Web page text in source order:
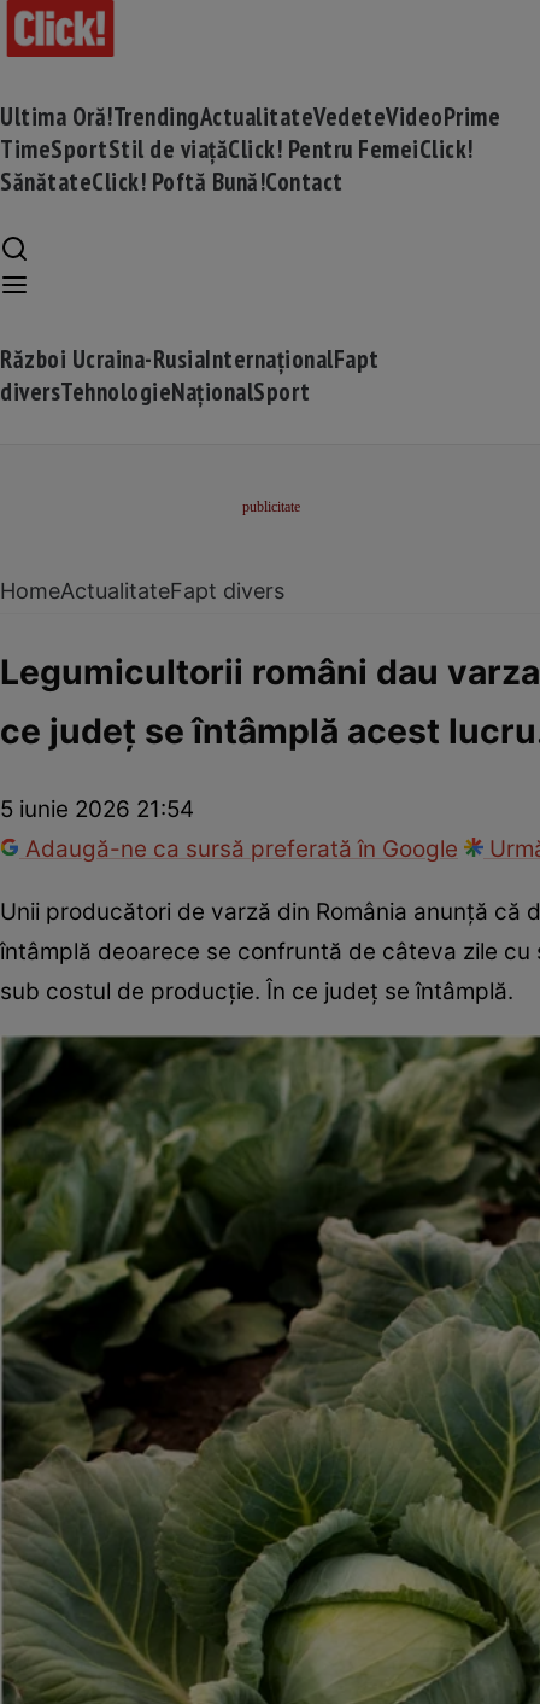
Ultima Oră!TrendingActualitateVedeteVideoPrime
TimeSportStil de viațăClick! Pentru FemeiClick!
SănătateClick! Poftă Bună!Contact
Război Ucraina-RusiaInternaționalFapt
diversTehnologieNaționalSport
HomeActualitateFapt divers
Legumicultorii români dau
ce județ se întâmplă acest
5 iunie 2026 21:54
Adaugă-ne ca sursă preferată în Google
Unii producători de varză din România anunță
întâmplă deoarece se confruntă de câteva zile
sub costul de producție. În ce județ se întâmplă.